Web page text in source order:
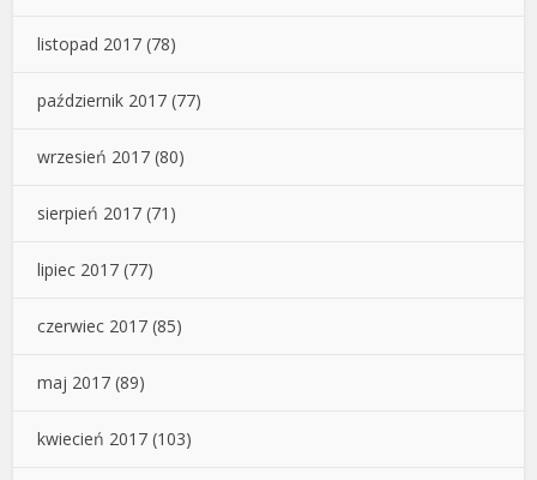
listopad 2017 (78)
październik 2017 (77)
wrzesień 2017 (80)
sierpień 2017 (71)
lipiec 2017 (77)
czerwiec 2017 (85)
maj 2017 (89)
kwiecień 2017 (103)